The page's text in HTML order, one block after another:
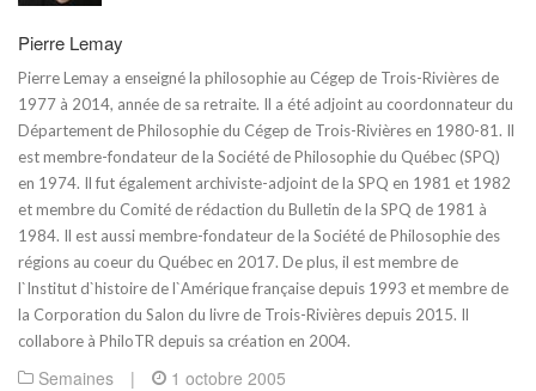
Pierre Lemay
Pierre Lemay a enseigné la philosophie au Cégep de Trois-Rivières de
1977 à 2014, année de sa retraite. Il a été adjoint au coordonnateur du
Département de Philosophie du Cégep de Trois-Rivières en 1980-81. Il
est membre-fondateur de la Société de Philosophie du Québec (SPQ)
en 1974. Il fut également archiviste-adjoint de la SPQ en 1981 et 1982
et membre du Comité de rédaction du Bulletin de la SPQ de 1981 à
1984. Il est aussi membre-fondateur de la Société de Philosophie des
régions au coeur du Québec en 2017. De plus, il est membre de
l`Institut d`histoire de l`Amérique française depuis 1993 et membre de
la Corporation du Salon du livre de Trois-Rivières depuis 2015. Il
collabore à PhiloTR depuis sa création en 2004.
Semaines | 1 octobre 2005